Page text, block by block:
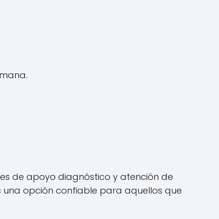
de apoyo diagnóstico y atención de
opción confiable para aquellos que